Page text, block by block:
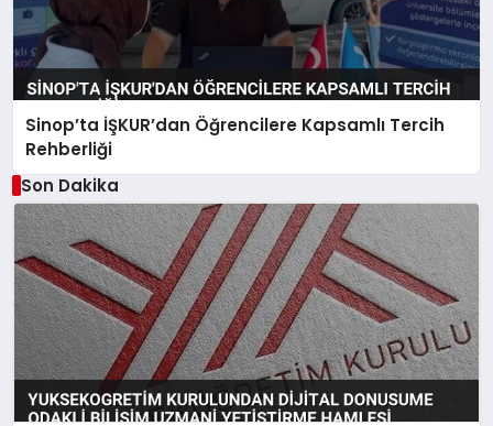
Sinop’ta İŞKUR’dan Öğrencilere Kapsamlı Tercih
Rehberliği
Son Dakika